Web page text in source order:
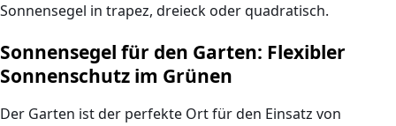
Sonnensegel in trapez, dreieck oder quadratisch.
Sonnensegel für den Garten: Flexibler
Sonnenschutz im Grünen
Der Garten ist der perfekte Ort für den Einsatz von